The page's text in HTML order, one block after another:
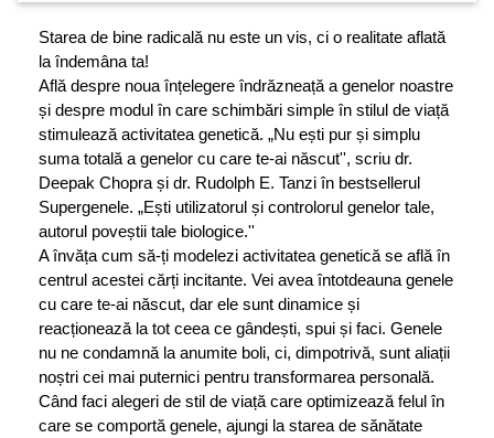
Starea de bine radicală nu este un vis, ci o realitate aflată
la îndemâna ta!
Află despre noua înțelegere îndrăzneață a genelor noastre
și despre modul în care schimbări simple în stilul de viață
stimulează activitatea genetică. „Nu ești pur și simplu
suma totală a genelor cu care te-ai născut'', scriu dr.
Deepak Chopra și dr. Rudolph E. Tanzi în bestsellerul
Supergenele. „Ești utilizatorul și controlorul genelor tale,
autorul poveștii tale biologice.''
A învăța cum să-ți modelezi activitatea genetică se află în
centrul acestei cărți incitante. Vei avea întotdeauna genele
cu care te-ai născut, dar ele sunt dinamice și
reacționează la tot ceea ce gândești, spui și faci. Genele
nu ne condamnă la anumite boli, ci, dimpotrivă, sunt aliații
noștri cei mai puternici pentru transformarea personală.
Când faci alegeri de stil de viață care optimizează felul în
care se comportă genele, ajungi la starea de sănătate